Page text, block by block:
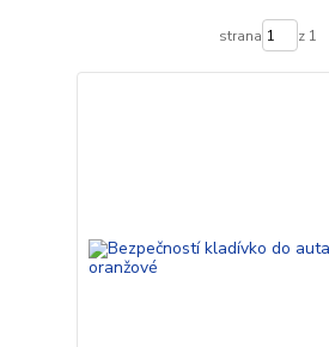
strana z 1